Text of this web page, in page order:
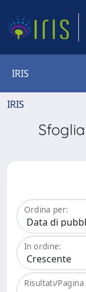
IRIS
IRIS
Ordina per:
In ordine:
Risultati/Pagina